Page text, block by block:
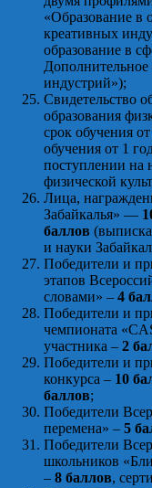
«Образование в
креативных
образование в
Дополнительное
индустрий»);
Свидетельство
образования
срок обучения
обучения от 1
поступлении на
физической
Лица,
Забайкалья» —
баллов
и науки
Победители и
этапов
словами» – 4
Победители и
чемпионата
участника – 2
Победители и
конкурса – 10
баллов;
Победители
перемена» – 5
Победители
школьников
– 8 баллов,